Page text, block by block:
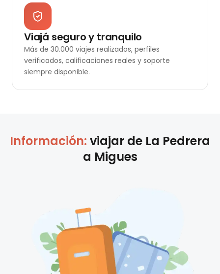
Viajá seguro y tranquilo
Más de 30.000 viajes realizados, perfiles
verificados, calificaciones reales y soporte
siempre disponible.
Información: viajar de La Pedrera
a Migues